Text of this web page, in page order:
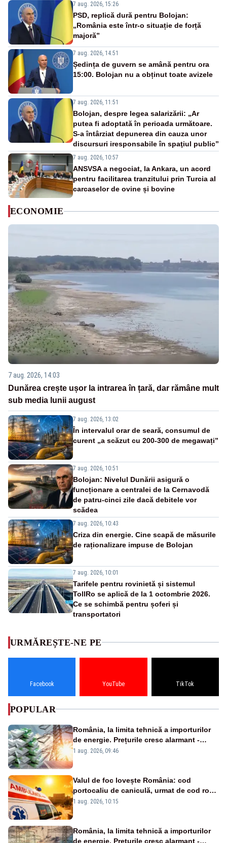
7 aug. 2026, 15:26
PSD, replică dură pentru Bolojan:
„România este într-o situație de forță
majoră”
7 aug. 2026, 14:51
Ședința de guvern se amână pentru ora
15:00. Bolojan nu a obținut toate avizele
7 aug. 2026, 11:51
Bolojan, despre legea salarizării: „Ar
putea fi adoptată în perioada următoare.
S-a întârziat depunerea din cauza unor
discursuri iresponsabile în spaţiul public”
7 aug. 2026, 10:57
ANSVSA a negociat, la Ankara, un acord
pentru facilitarea tranzitului prin Turcia al
carcaselor de ovine și bovine
ECONOMIE
7 aug. 2026, 14:03
Dunărea crește ușor la intrarea în țară, dar rămâne mult
sub media lunii august
7 aug. 2026, 13:02
În intervalul orar de seară, consumul de
curent „a scăzut cu 200-300 de megawați”
7 aug. 2026, 10:51
Bolojan: Nivelul Dunării asigură o
funcționare a centralei de la Cernavodă
de patru-cinci zile dacă debitele vor
scădea
7 aug. 2026, 10:43
Criza din energie. Cine scapă de măsurile
de raționalizare impuse de Bolojan
7 aug. 2026, 10:01
Tarifele pentru rovinietă și sistemul
TollRo se aplică de la 1 octombrie 2026.
Ce se schimbă pentru șoferi și
transportatori
URMĂREȘTE-NE PE
Facebook YouTube TikTok
POPULAR
România, la limita tehnică a importurilor
de energie. Prețurile cresc alarmant -
Analiză Realitatea Plus
1 aug. 2026, 09:46
Valul de foc lovește România: cod
portocaliu de caniculă, urmat de cod roșu
duminică. Temperaturile urcă spre 40°C
1 aug. 2026, 10:15
România, la limita tehnică a importurilor
de energie. Prețurile cresc alarmant -